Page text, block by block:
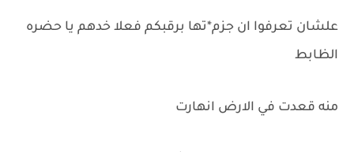
علشان تعرفوا ان جزم*تها برقبكم فعلا خدهم يا حضره
الظابط
منه قعدت في الارض انهارت